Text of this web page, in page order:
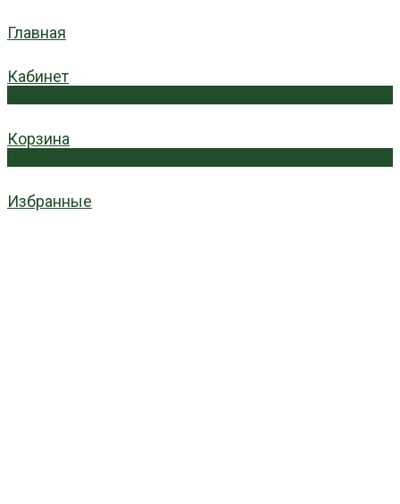
Главная
Кабинет
Корзина
Избранные